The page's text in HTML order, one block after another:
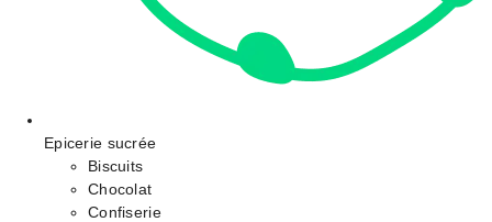
Epicerie sucrée
Biscuits
Chocolat
Confiserie